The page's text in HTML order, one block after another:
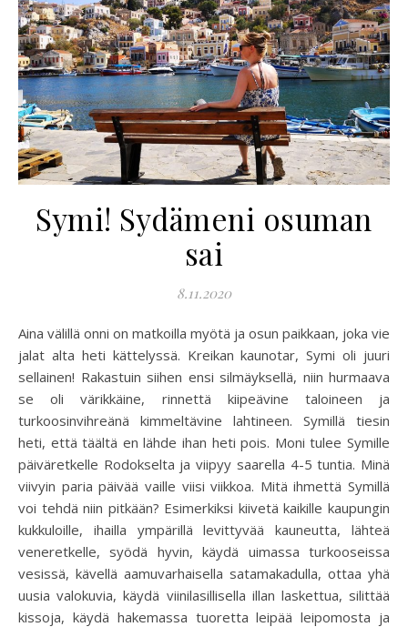
Symi! Sydämeni osuman
sai
8.11.2020
Aina välillä onni on matkoilla myötä ja osun paikkaan, joka vie
jalat alta heti kättelyssä. Kreikan kaunotar, Symi oli juuri
sellainen! Rakastuin siihen ensi silmäyksellä, niin hurmaava
se oli värikkäine, rinnettä kiipeävine taloineen ja
turkoosinvihreänä kimmeltävine lahtineen. Symillä tiesin
heti, että täältä en lähde ihan heti pois. Moni tulee Symille
päiväretkelle Rodokselta ja viipyy saarella 4-5 tuntia. Minä
viivyin paria päivää vaille viisi viikkoa. Mitä ihmettä Symillä
voi tehdä niin pitkään? Esimerkiksi kiivetä kaikille kaupungin
kukkuloille, ihailla ympärillä levittyvää kauneutta, lähteä
veneretkelle, syödä hyvin, käydä uimassa turkooseissa
vesissä, kävellä aamuvarhaisella satamakadulla, ottaa yhä
uusia valokuvia, käydä viinilasillisella illan laskettua, silittää
kissoja, käydä hakemassa tuoretta leipää leipomosta ja